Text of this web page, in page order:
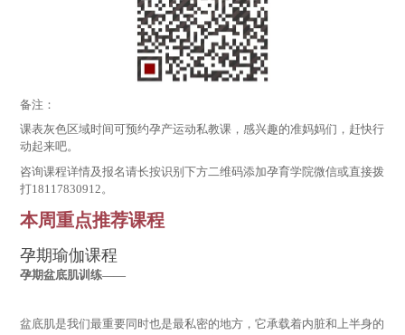
备注：
课表灰色区域时间可预约孕产运动私教课，感兴趣的准妈妈们，赶快行
动起来吧。
咨询课程详情及报名请长按识别下方二维码添加孕育学院微信或直接拨
打18117830912。
本周重点推荐课程
孕期瑜伽课程
孕期盆底肌训练——
盆底肌是我们最重要同时也是最私密的地方，它承载着内脏和上半身的